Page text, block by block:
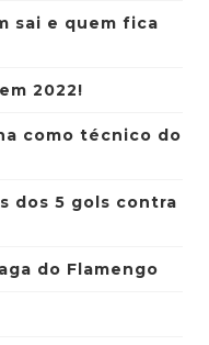
sai e quem fica
2022!
como técnico do
dos 5 gols contra
do Flamengo